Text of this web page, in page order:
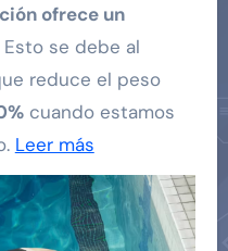
ofrece un
se debe al
reduce el peso
cuando estamos
Leer más